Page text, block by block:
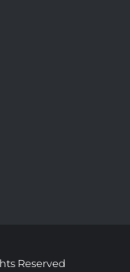
Reserved